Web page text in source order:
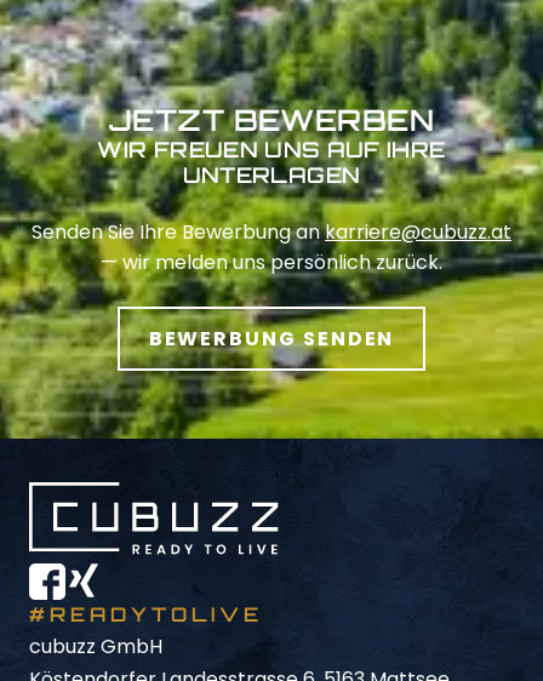
JETZT BEWERBEN
WIR FREUEN UNS AUF IHRE
UNTERLAGEN
Senden Sie Ihre Bewerbung ankarriere@cubuzz.at
— wir melden uns persönlich zurück.
BEWERBUNG SENDEN
#READYTOLIVE
cubuzz GmbH